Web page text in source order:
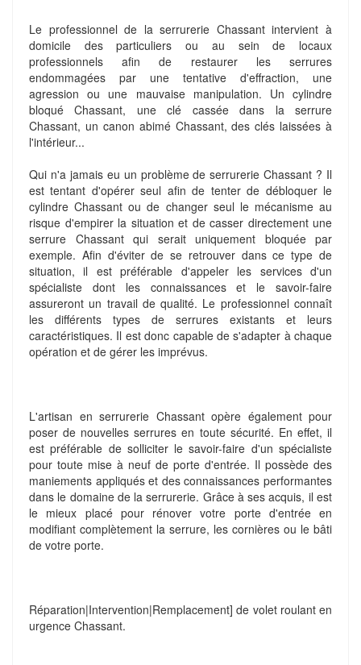
Le professionnel de la serrurerie Chassant intervient à
domicile des particuliers ou au sein de locaux
professionnels afin de restaurer les serrures
endommagées par une tentative d'effraction, une
agression ou une mauvaise manipulation. Un cylindre
bloqué Chassant, une clé cassée dans la serrure
Chassant, un canon abimé Chassant, des clés laissées à
l'intérieur...
Qui n'a jamais eu un problème de serrurerie Chassant ? Il
est tentant d'opérer seul afin de tenter de débloquer le
cylindre Chassant ou de changer seul le mécanisme au
risque d'empirer la situation et de casser directement une
serrure Chassant qui serait uniquement bloquée par
exemple. Afin d'éviter de se retrouver dans ce type de
situation, il est préférable d'appeler les services d'un
spécialiste dont les connaissances et le savoir-faire
assureront un travail de qualité. Le professionnel connaît
les différents types de serrures existants et leurs
caractéristiques. Il est donc capable de s'adapter à chaque
opération et de gérer les imprévus.
L'artisan en serrurerie Chassant opère également pour
poser de nouvelles serrures en toute sécurité. En effet, il
est préférable de solliciter le savoir-faire d'un spécialiste
pour toute mise à neuf de porte d'entrée. Il possède des
maniements appliqués et des connaissances performantes
dans le domaine de la serrurerie. Grâce à ses acquis, il est
le mieux placé pour rénover votre porte d'entrée en
modifiant complètement la serrure, les cornières ou le bâti
de votre porte.
Réparation|Intervention|Remplacement] de volet roulant en
urgence Chassant.